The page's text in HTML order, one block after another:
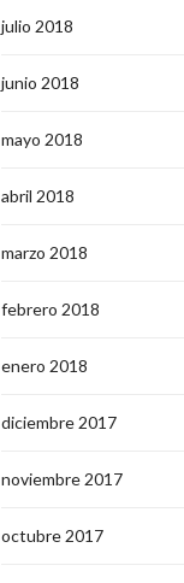
julio 2018
junio 2018
mayo 2018
abril 2018
marzo 2018
febrero 2018
enero 2018
diciembre 2017
noviembre 2017
octubre 2017